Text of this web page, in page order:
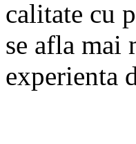
calitate cu
se afla mai
experienta